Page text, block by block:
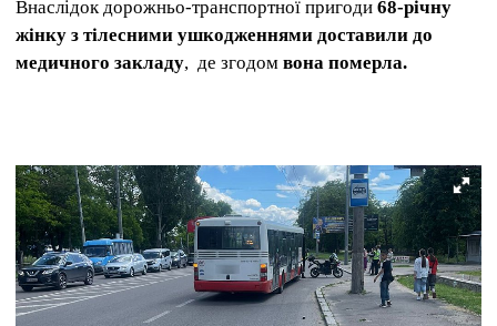
Внаслідок дорожньо-транспортної пригоди 68-річну
жінку з тілесними ушкодженнями доставили до
медичного закладу, де згодом вона померла.